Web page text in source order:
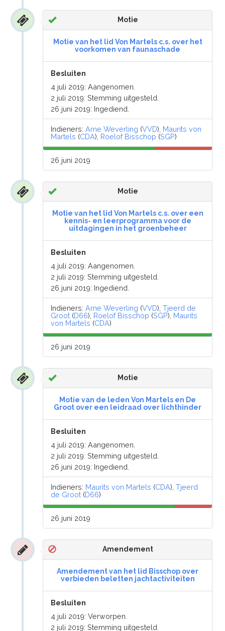
Motie
Motie van het lid Von Martels c.s. over het
voorkomen van faunaschade
Besluiten
4 juli 2019: Aangenomen.
2 juli 2019: Stemming uitgesteld.
26 juni 2019: Ingediend.
Indieners:Arne Weverling (VVD), Maurits von
Martels (CDA), Roelof Bisschop (SGP)
26 juni 2019
Motie
Motie van het lid Von Martels c.s. over een
kennis- en leerprogramma voor de
uitdagingen in het groenbeheer
Besluiten
4 juli 2019: Aangenomen.
2 juli 2019: Stemming uitgesteld.
26 juni 2019: Ingediend.
Indieners:Arne Weverling (VVD),Tjeerd de
Groot (D66), Roelof Bisschop (SGP), Maurits
von Martels (CDA)
26 juni 2019
Motie
Motie van de leden Von Martels en De
Groot over een leidraad over lichthinder
Besluiten
4 juli 2019: Aangenomen.
2 juli 2019: Stemming uitgesteld.
26 juni 2019: Ingediend.
Indieners: Maurits von Martels (CDA),Tjeerd
de Groot (D66)
26 juni 2019
Amendement
Amendement van het lid Bisschop over
verbieden beletten jachtactiviteiten
Besluiten
4 juli 2019: Verworpen.
2 juli 2019: Stemming uitgesteld.